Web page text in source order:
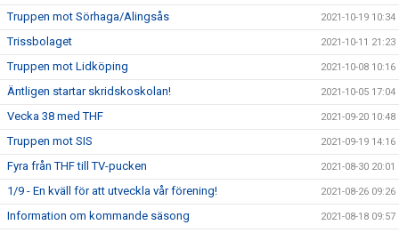
Truppen mot Sörhaga/Alingsås 2021-10-19 10:34
Trissbolaget 2021-10-11 21:23
Truppen mot Lidköping 2021-10-08 10:16
Äntligen startar skridskoskolan! 2021-10-05 17:04
Vecka 38 med THF 2021-09-20 10:48
Truppen mot SIS 2021-09-19 14:16
Fyra från THF till TV-pucken 2021-08-30 20:01
1/9 - En kväll för att utveckla vår förening! 2021-08-26 09:26
Information om kommande säsong 2021-08-18 09:57